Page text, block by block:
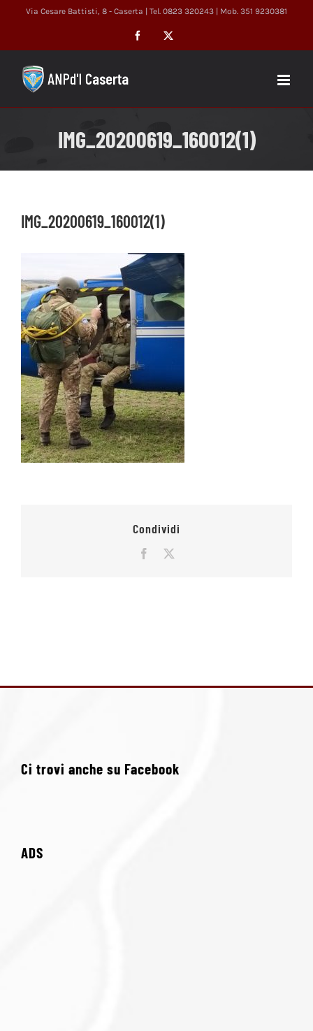
Via Cesare Battisti, 8 - Caserta | Tel. 0823 320243 | Mob. 351 9230381
Facebook
IMG_20200619_160012(1)
IMG_20200619_160012(1)
Condividi
Facebook
Ci trovi anche su Facebook
ADS